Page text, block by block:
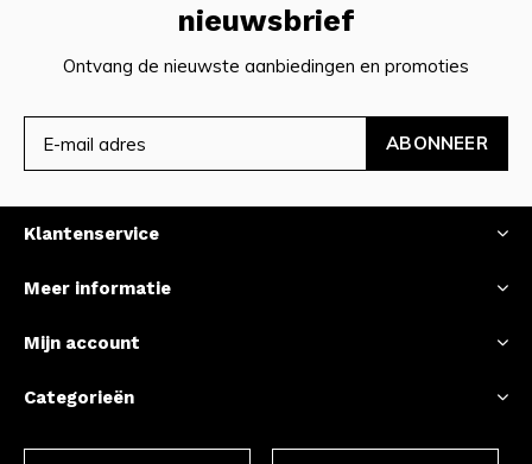
nieuwsbrief
Ontvang de nieuwste aanbiedingen en promoties
ABONNEER
Klantenservice
Meer informatie
Mijn account
Categorieën